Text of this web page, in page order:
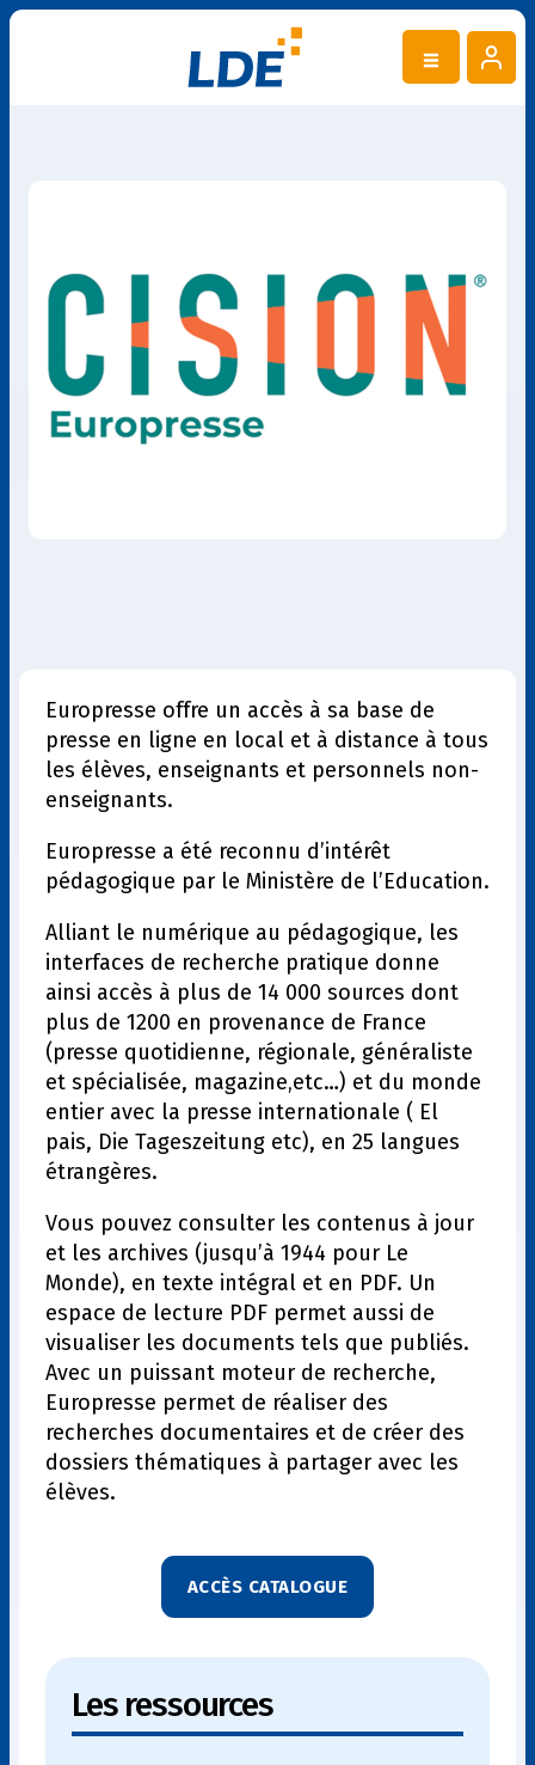
Europresse offre un accès à sa base de
presse en ligne en local et à distance à tous
les élèves, enseignants et personnels non-
enseignants.
Europresse a été reconnu d’intérêt
pédagogique par le Ministère de l’Education.
Alliant le numérique au pédagogique, les
interfaces de recherche pratique donne
ainsi accès à plus de 14 000 sources dont
plus de 1200 en provenance de France
(presse quotidienne, régionale, généraliste
et spécialisée, magazine‚etc…) et du monde
entier avec la presse internationale ( El
pais, Die Tageszeitung etc), en 25 langues
étrangères.
Vous pouvez consulter les contenus à jour
et les archives (jusqu’à 1944 pour Le
Monde), en texte intégral et en PDF. Un
espace de lecture PDF permet aussi de
visualiser les documents tels que publiés.
Avec un puissant moteur de recherche,
Europresse permet de réaliser des
recherches documentaires et de créer des
dossiers thématiques à partager avec les
élèves.
ACCÈS CATALOGUE
Les ressources